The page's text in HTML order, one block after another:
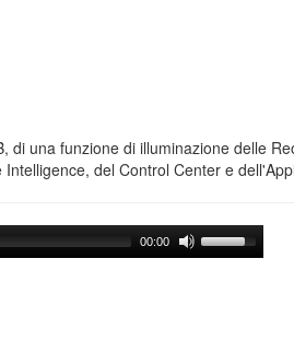
di una funzione di illuminazione delle
del Control Center e
00:00